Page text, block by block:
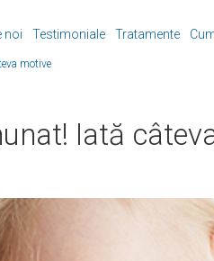
noi Testimoniale Tratamente
motive
Iată